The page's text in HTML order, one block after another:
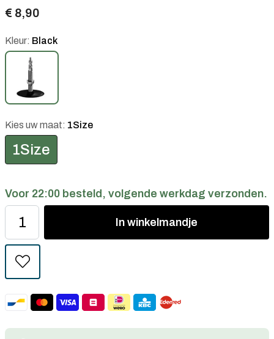
€ 8,90
Kleur: Black
Kies uw maat: 1Size
1Size
Voor 22:00 besteld, volgende werkdag verzonden.
In winkelmandje